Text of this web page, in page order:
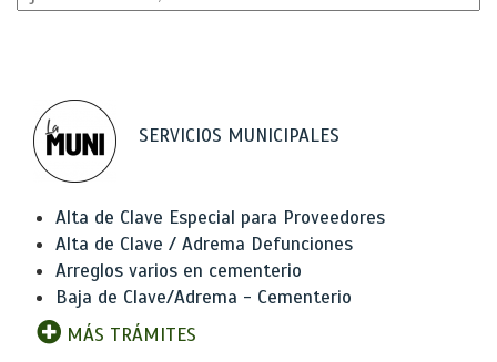
SERVICIOS MUNICIPALES
Alta de Clave Especial para Proveedores
Alta de Clave / Adrema Defunciones
Arreglos varios en cementerio
Baja de Clave/Adrema - Cementerio
MÁS TRÁMITES